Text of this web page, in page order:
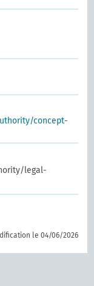
concept-
legal-
le 04/06/2026